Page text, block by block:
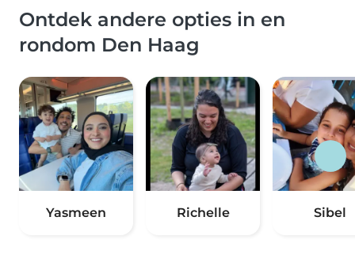
Ontdek andere opties in en
rondom Den Haag
Yasmeen Richelle Sibel